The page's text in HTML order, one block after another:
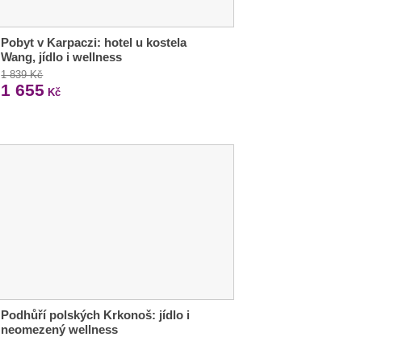
Pobyt v Karpaczi: hotel u kostela
Wang, jídlo i wellness
1 839 Kč
1 655 Kč
Podhůří polských Krkonoš: jídlo i
neomezený wellness